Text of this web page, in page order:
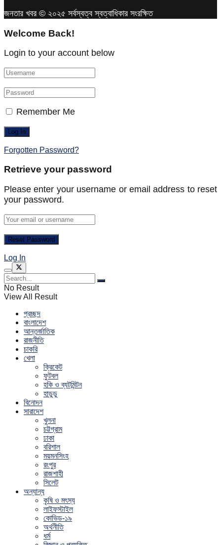
জনতার খবর © ২০২৫ সর্বস্বত্ব স্বত্বাধিকার সংরক্ষিত
Welcome Back!
Login to your account below
Remember Me
Forgotten Password?
Retrieve your password
Please enter your username or email address to reset
your password.
Log In
No Result
View All Result
প্রচ্ছদ
বাংলাদেশ
আন্তর্জাতিক
রাজনীতি
চাকরি
খেলা
ক্রিকেট
ফুটবল
হকি ও ব্যটমিন্টন
হাডুডু
বিনোদন
সারাদেশ
খুলনা
চট্টগ্রাম
ঢাকা
বরিশাল
ময়মনসিংহ
রংপুর
রাজশাহী
সিলেট
অন্যান্য
কৃষি ও মৎস্য
লাইফস্টাইল
কোভিড-১৯
অর্থনীতি
ধর্ম